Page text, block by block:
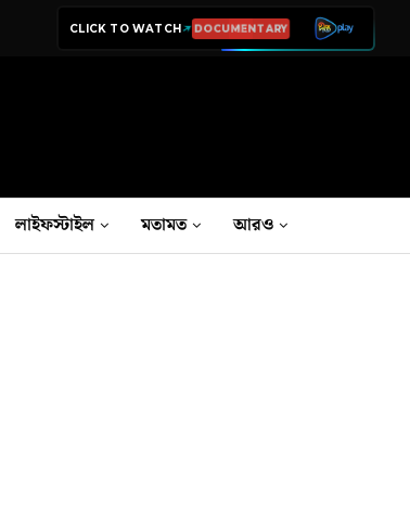
CLICK TO WATCH LIVE TV
লাইফস্টাইল মতামত আরও